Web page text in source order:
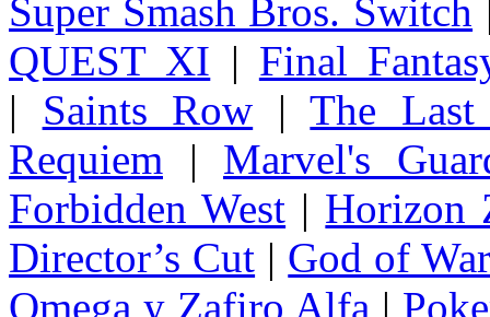
Super Smash Bros. Switch
QUEST XI | Final
| Saints Row |The
Requiem | Marvel's
Forbidden West | Horizon
Director’s Cut | God of
Omega y Zafiro Alfa |